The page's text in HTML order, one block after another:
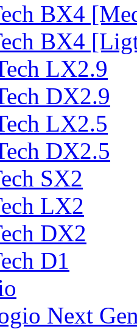
BX4
BX4
LX2.9
DX2.9
LX2.5
DX2.5
SX2
LX2
DX2
D1
Next